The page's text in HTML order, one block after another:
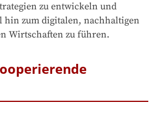
zu entwickeln und
hin zum digitalen, nachhaltigen
Wirtschaften zu führen.